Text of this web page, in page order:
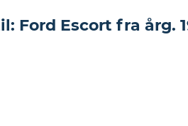
Ford Escort fra årg.